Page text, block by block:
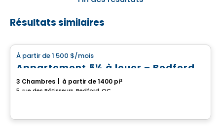
Résultats similaires
À partir de1 500 $/mois
Appartement 5½ à louer – Bedford
3 Chambres à partir de 1400 pi²
5, rue des Bâtisseurs, Bedford, QC